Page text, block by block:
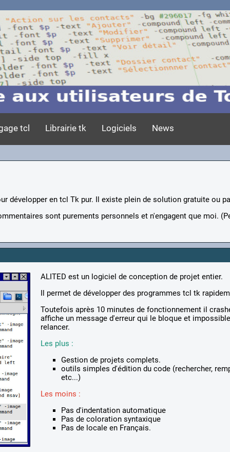
tcl Librairie tk Logiciels News
développer en tcl Tk pur. Il existe plein de solution gratuite ou
sont purements personnels et n'engagent que moi.
ALITED est un logiciel de conception de projet entier.
Il permet de développer des programmes tcl tk
Toutefois après 10 minutes de fonctionnement il
affiche un message d'erreur qui le bloque et
relancer.
Les plus :
Gestion de projets complets.
outils simples d'édition du code (rechercher,
etc...)
Les moins :
Pas d'indentation automatique
Pas de coloration syntaxique
Pas de locale en Français.